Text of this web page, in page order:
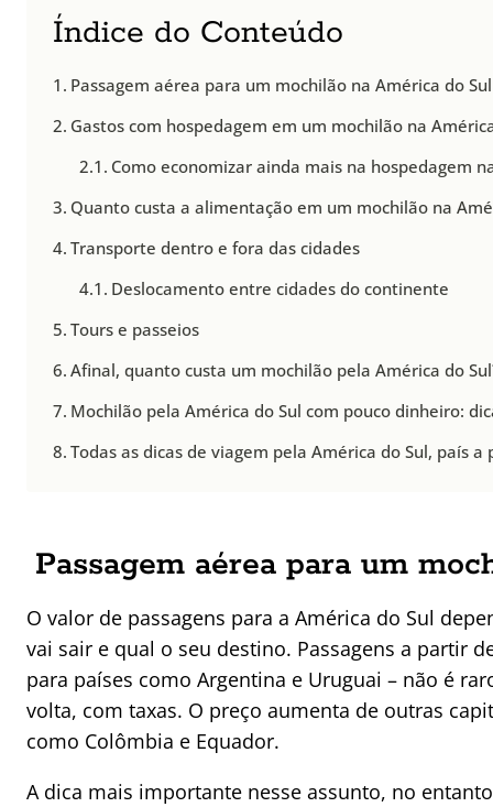
Índice do Conteúdo
Passagem aérea para um mochilão na América do Sul
Gastos com hospedagem em um mochilão na
Como economizar ainda mais na hospedagem
Quanto custa a alimentação em um mochilão na
Transporte dentro e fora das cidades
Deslocamento entre cidades do continente
Tours e passeios
Afinal, quanto custa um mochilão pela América do
Mochilão pela América do Sul com pouco dinheiro:
Todas as dicas de viagem pela América do Sul, país a
Passagem aérea para um
O valor de passagens para a América do Sul
vai sair e qual o seu destino. Passagens a partir
para países como Argentina e Uruguai – não é
volta, com taxas. O preço aumenta de outras
como Colômbia e Equador.
A dica mais importante nesse assunto, no